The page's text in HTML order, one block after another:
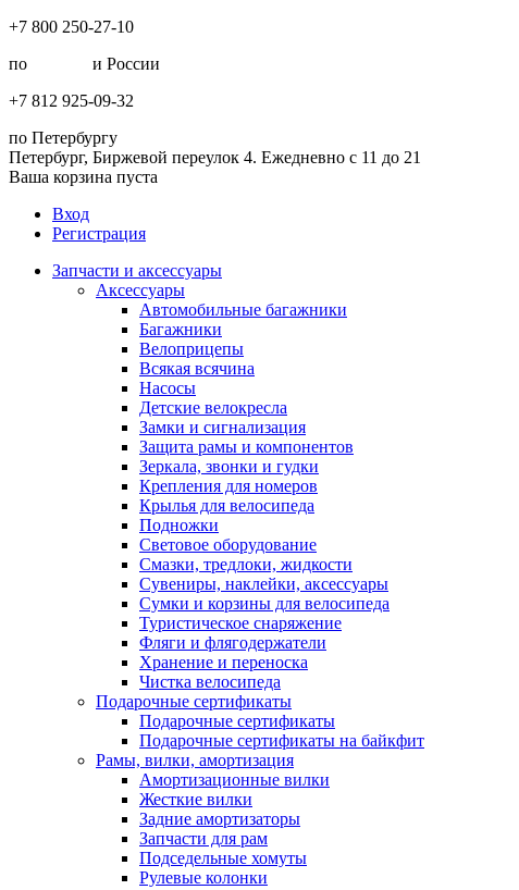
+7 800 250-27-10
по
и России
+7 812 925-09-32
по Петербургу
Петербург, Биржевой переулок 4. Ежедневно с 11 до 21
Ваша корзина пуста
Вход
Регистрация
Запчасти и аксессуары
Аксессуары
Автомобильные багажники
Багажники
Велоприцепы
Всякая всячина
Насосы
Детские велокресла
Замки и сигнализация
Защита рамы и компонентов
Зеркала, звонки и гудки
Крепления для номеров
Крылья для велосипеда
Подножки
Световое оборудование
Смазки, тредлоки, жидкости
Сувениры, наклейки, аксессуары
Сумки и корзины для велосипеда
Туристическое снаряжение
Фляги и флягодержатели
Хранение и переноска
Чистка велосипеда
Подарочные сертификаты
Подарочные сертификаты
Подарочные сертификаты на байкфит
Рамы, вилки, амортизация
Амортизационные вилки
Жесткие вилки
Задние амортизаторы
Запчасти для рам
Подседельные хомуты
Рулевые колонки